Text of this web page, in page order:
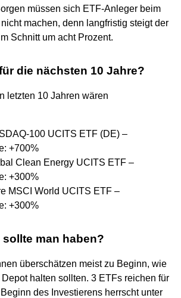
müssen sich ETF-Anleger beim
machen, denn langfristig steigt der
Schnitt um acht Prozent.
die nächsten 10 Jahre?
letzten 10 Jahren wären
100 UCITS ETF (DE) –
+700%
Clean Energy UCITS ETF –
+300%
MSCI World UCITS ETF –
+300%
sollte man haben?
überschätzen meist zu Beginn, wie
halten sollten. 3 ETFs reichen für
des Investierens herrscht unter